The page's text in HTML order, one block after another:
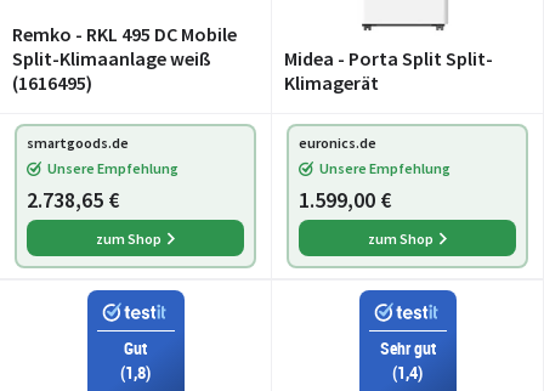
Remko - RKL 495 DC Mobile
Split-Klimaanlage weiß
(1616495)
Midea - Porta Split Split-
Klimagerät
smartgoods.de
Unsere Empfehlung
2.738,65 €
zum Shop
euronics.de
Unsere Empfehlung
1.599,00 €
zum Shop
Gut
(1,8)
Sehr gut
(1,4)